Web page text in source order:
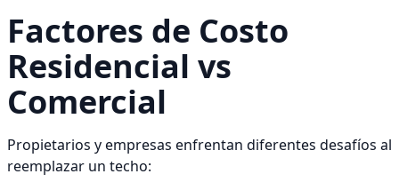
Factores de Costo
Residencial vs
Comercial
Propietarios y empresas enfrentan diferentes desafíos al
reemplazar un techo: